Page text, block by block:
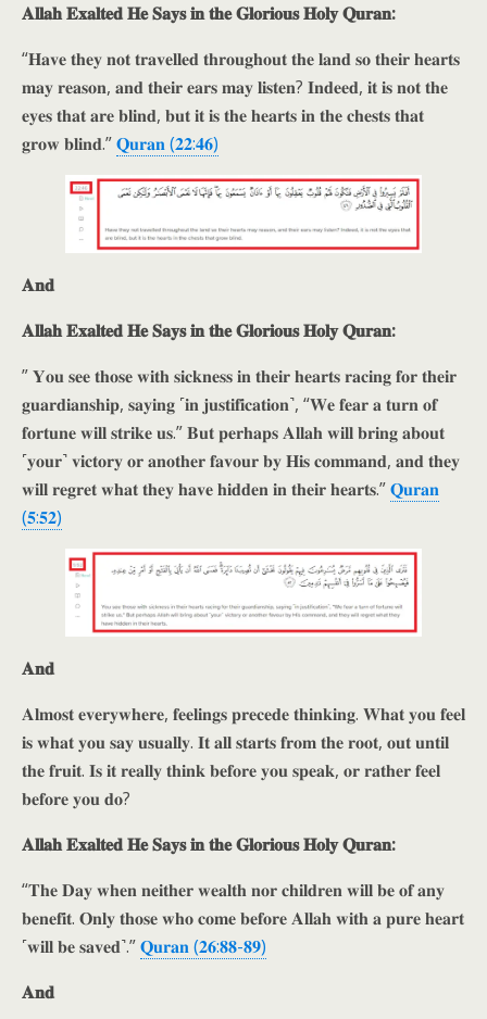
𝐀𝐥𝐥𝐚𝐡 𝐄𝐱𝐚𝐥𝐭𝐞𝐝 𝐇𝐞 𝐒𝐚𝐲𝐬 𝐢𝐧 𝐭𝐡𝐞 𝐆𝐥𝐨𝐫𝐢𝐨𝐮𝐬 𝐇𝐨𝐥𝐲 𝐐𝐮𝐫𝐚𝐧:
“𝐇𝐚𝐯𝐞 𝐭𝐡𝐞𝐲 𝐧𝐨𝐭 𝐭𝐫𝐚𝐯𝐞𝐥𝐥𝐞𝐝 𝐭𝐡𝐫𝐨𝐮𝐠𝐡𝐨𝐮𝐭 𝐭𝐡𝐞 𝐥𝐚𝐧𝐝 𝐬𝐨 𝐭𝐡𝐞𝐢𝐫 𝐡𝐞𝐚𝐫𝐭𝐬
𝐦𝐚𝐲 𝐫𝐞𝐚𝐬𝐨𝐧, 𝐚𝐧𝐝 𝐭𝐡𝐞𝐢𝐫 𝐞𝐚𝐫𝐬 𝐦𝐚𝐲 𝐥𝐢𝐬𝐭𝐞𝐧? 𝐈𝐧𝐝𝐞𝐞𝐝, 𝐢𝐭 𝐢𝐬 𝐧𝐨𝐭 𝐭𝐡𝐞
𝐞𝐲𝐞𝐬 𝐭𝐡𝐚𝐭 𝐚𝐫𝐞 𝐛𝐥𝐢𝐧𝐝, 𝐛𝐮𝐭 𝐢𝐭 𝐢𝐬 𝐭𝐡𝐞 𝐡𝐞𝐚𝐫𝐭𝐬 𝐢𝐧 𝐭𝐡𝐞 𝐜𝐡𝐞𝐬𝐭𝐬 𝐭𝐡𝐚𝐭
𝐠𝐫𝐨𝐰 𝐛𝐥𝐢𝐧𝐝.”𝐐𝐮𝐫𝐚𝐧 (𝟐𝟐:𝟒𝟔)
𝐀𝐧𝐝
𝐀𝐥𝐥𝐚𝐡 𝐄𝐱𝐚𝐥𝐭𝐞𝐝 𝐇𝐞 𝐒𝐚𝐲𝐬 𝐢𝐧 𝐭𝐡𝐞 𝐆𝐥𝐨𝐫𝐢𝐨𝐮𝐬 𝐇𝐨𝐥𝐲 𝐐𝐮𝐫𝐚𝐧:
” 𝐘𝐨𝐮 𝐬𝐞𝐞 𝐭𝐡𝐨𝐬𝐞 𝐰𝐢𝐭𝐡 𝐬𝐢𝐜𝐤𝐧𝐞𝐬𝐬 𝐢𝐧 𝐭𝐡𝐞𝐢𝐫 𝐡𝐞𝐚𝐫𝐭𝐬 𝐫𝐚𝐜𝐢𝐧𝐠 𝐟𝐨𝐫 𝐭𝐡𝐞𝐢𝐫
𝐠𝐮𝐚𝐫𝐝𝐢𝐚𝐧𝐬𝐡𝐢𝐩, 𝐬𝐚𝐲𝐢𝐧𝐠 ˹𝐢𝐧 𝐣𝐮𝐬𝐭𝐢𝐟𝐢𝐜𝐚𝐭𝐢𝐨𝐧˺, “𝐖𝐞 𝐟𝐞𝐚𝐫 𝐚 𝐭𝐮𝐫𝐧 𝐨𝐟
𝐟𝐨𝐫𝐭𝐮𝐧𝐞 𝐰𝐢𝐥𝐥 𝐬𝐭𝐫𝐢𝐤𝐞 𝐮𝐬.” 𝐁𝐮𝐭 𝐩𝐞𝐫𝐡𝐚𝐩𝐬 𝐀𝐥𝐥𝐚𝐡 𝐰𝐢𝐥𝐥 𝐛𝐫𝐢𝐧𝐠 𝐚𝐛𝐨𝐮𝐭
˹𝐲𝐨𝐮𝐫˺ 𝐯𝐢𝐜𝐭𝐨𝐫𝐲 𝐨𝐫 𝐚𝐧𝐨𝐭𝐡𝐞𝐫 𝐟𝐚𝐯𝐨𝐮𝐫 𝐛𝐲 𝐇𝐢𝐬 𝐜𝐨𝐦𝐦𝐚𝐧𝐝, 𝐚𝐧𝐝 𝐭𝐡𝐞𝐲
𝐰𝐢𝐥𝐥 𝐫𝐞𝐠𝐫𝐞𝐭 𝐰𝐡𝐚𝐭 𝐭𝐡𝐞𝐲 𝐡𝐚𝐯𝐞 𝐡𝐢𝐝𝐝𝐞𝐧 𝐢𝐧 𝐭𝐡𝐞𝐢𝐫 𝐡𝐞𝐚𝐫𝐭𝐬.”𝐐𝐮𝐫𝐚𝐧
(𝟓:𝟓𝟐)
𝐀𝐧𝐝
𝐀𝐥𝐦𝐨𝐬𝐭 𝐞𝐯𝐞𝐫𝐲𝐰𝐡𝐞𝐫𝐞, 𝐟𝐞𝐞𝐥𝐢𝐧𝐠𝐬 𝐩𝐫𝐞𝐜𝐞𝐝𝐞 𝐭𝐡𝐢𝐧𝐤𝐢𝐧𝐠. 𝐖𝐡𝐚𝐭 𝐲𝐨𝐮 𝐟𝐞𝐞𝐥
𝐢𝐬 𝐰𝐡𝐚𝐭 𝐲𝐨𝐮 𝐬𝐚𝐲 𝐮𝐬𝐮𝐚𝐥𝐥𝐲. 𝐈𝐭 𝐚𝐥𝐥 𝐬𝐭𝐚𝐫𝐭𝐬 𝐟𝐫𝐨𝐦 𝐭𝐡𝐞 𝐫𝐨𝐨𝐭, 𝐨𝐮𝐭 𝐮𝐧𝐭𝐢𝐥
𝐭𝐡𝐞 𝐟𝐫𝐮𝐢𝐭. 𝐈𝐬 𝐢𝐭 𝐫𝐞𝐚𝐥𝐥𝐲 𝐭𝐡𝐢𝐧𝐤 𝐛𝐞𝐟𝐨𝐫𝐞 𝐲𝐨𝐮 𝐬𝐩𝐞𝐚𝐤, 𝐨𝐫 𝐫𝐚𝐭𝐡𝐞𝐫 𝐟𝐞𝐞𝐥
𝐛𝐞𝐟𝐨𝐫𝐞 𝐲𝐨𝐮 𝐝𝐨?
𝐀𝐥𝐥𝐚𝐡 𝐄𝐱𝐚𝐥𝐭𝐞𝐝 𝐇𝐞 𝐒𝐚𝐲𝐬 𝐢𝐧 𝐭𝐡𝐞 𝐆𝐥𝐨𝐫𝐢𝐨𝐮𝐬 𝐇𝐨𝐥𝐲 𝐐𝐮𝐫𝐚𝐧:
“𝐓𝐡𝐞 𝐃𝐚𝐲 𝐰𝐡𝐞𝐧 𝐧𝐞𝐢𝐭𝐡𝐞𝐫 𝐰𝐞𝐚𝐥𝐭𝐡 𝐧𝐨𝐫 𝐜𝐡𝐢𝐥𝐝𝐫𝐞𝐧 𝐰𝐢𝐥𝐥 𝐛𝐞 𝐨𝐟 𝐚𝐧𝐲
𝐛𝐞𝐧𝐞𝐟𝐢𝐭. 𝐎𝐧𝐥𝐲 𝐭𝐡𝐨𝐬𝐞 𝐰𝐡𝐨 𝐜𝐨𝐦𝐞 𝐛𝐞𝐟𝐨𝐫𝐞 𝐀𝐥𝐥𝐚𝐡 𝐰𝐢𝐭𝐡 𝐚 𝐩𝐮𝐫𝐞 𝐡𝐞𝐚𝐫𝐭
˹𝐰𝐢𝐥𝐥 𝐛𝐞 𝐬𝐚𝐯𝐞𝐝˺.”𝐐𝐮𝐫𝐚𝐧 (𝟐𝟔:𝟖𝟖-𝟖𝟗)
𝐀𝐧𝐝